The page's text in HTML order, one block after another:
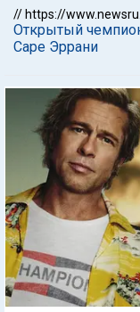
// https://
Открытый
Саре Эррани